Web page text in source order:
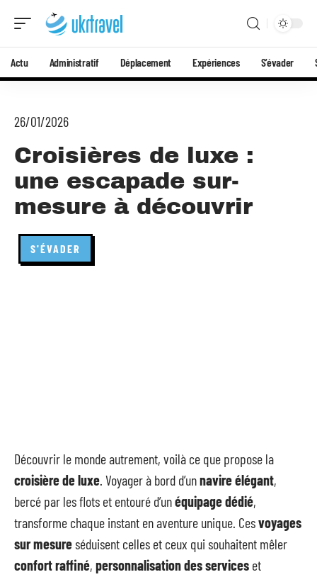
Actu Administratif Déplacement Expériences S’évader
26/01/2026
Croisières de luxe :
une escapade sur-
mesure à découvrir
S'ÉVADER
Découvrir le monde autrement, voilà ce que propose la
croisière de luxe. Voyager à bord d’unnavire élégant,
bercé par les flots et entouré d’unéquipage dédié,
transforme chaque instant en aventure unique. Cesvoyages
sur mesureséduisent celles et ceux qui souhaitent mêler
confort raffiné, personnalisation des services et